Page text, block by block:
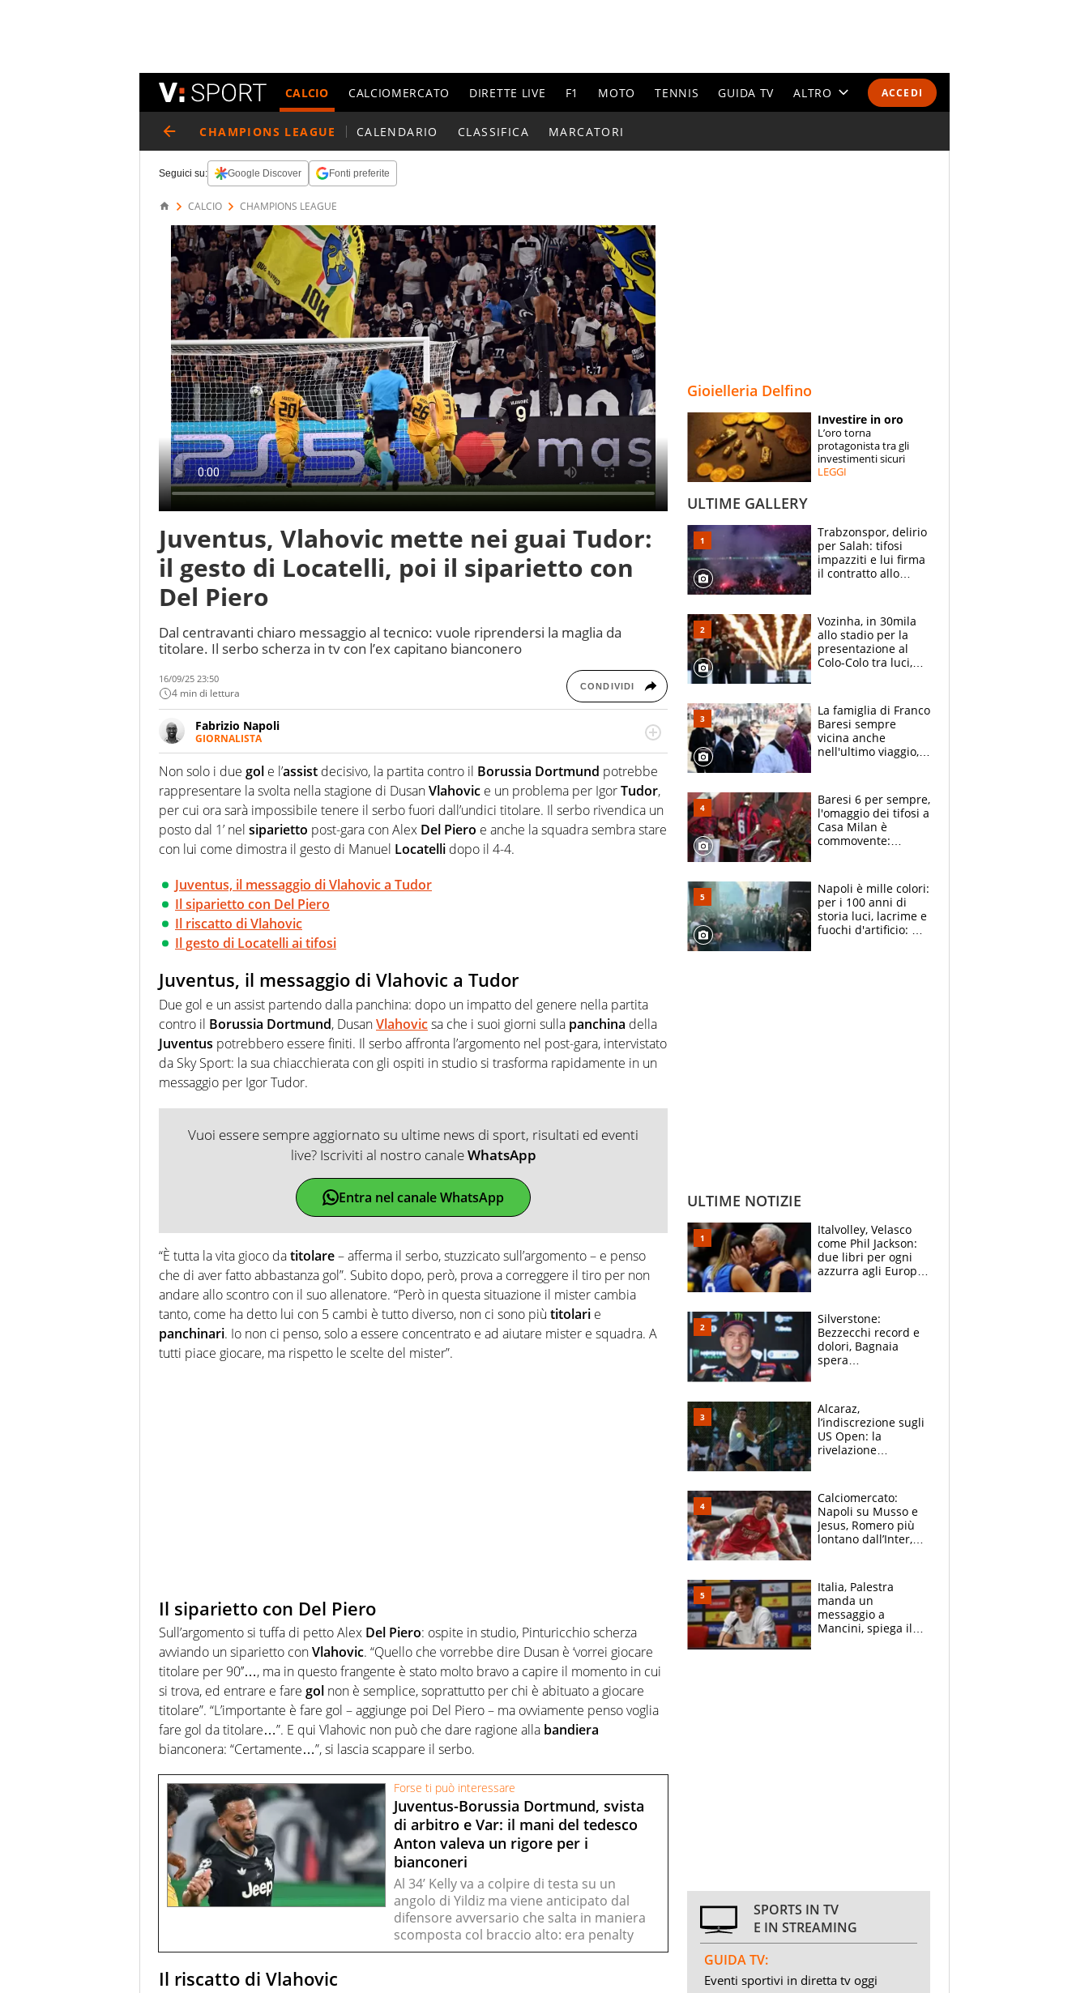
ACCEDI
CALCIO CALCIOMERCATO DIRETTE LIVE F1 MOTO TENNIS GUIDA TV ALTRO
ESPERTI
CONTATTI
CHAMPIONS LEAGUE CALENDARIO CLASSIFICA MARCATORI
Seguici su: Google Discover Fonti preferite
CALCIO CHAMPIONS LEAGUE
Juventus, Vlahovic mette nei guai Tudor:
il gesto di Locatelli, poi il siparietto con
Del Piero
Dal centravanti chiaro messaggio al tecnico: vuole riprendersi la maglia da
titolare. Il serbo scherza in tv con l’ex capitano bianconero
16/09/25 23:50
4 min di lettura CONDIVIDI
Fabrizio Napoli
GIORNALISTA
Giornalista professionista, per Virgilio Sport segue anche il calcio ma è con la
pallanuoto che esalta competenze e passioni. Cura la comunicazione di HaBaWaBa, il
più grande festival di waterpolo per bambini al mondo
Non solo i due gol e l’assist decisivo, la partita contro il Borussia Dortmund potrebbe
rappresentare lasvolta nella stagione di DusanVlahovic e un problema per IgorTudor,
per cui ora sarà impossibile tenere il serbo fuori dall’undici titolare. Il serbo rivendica un
posto dal 1’ nel siparietto post-gara con Alex Del Piero e anche la squadra sembra stare
con lui come dimostra il gesto di Manuel Locatelli dopo il 4-4.
Juventus, il messaggio di Vlahovic a Tudor
Il siparietto con Del Piero
Il riscatto di Vlahovic
Il gesto di Locatelli ai tifosi
Juventus, il messaggio di Vlahovic a Tudor
Due gol e un assist partendo dalla panchina: dopo un impatto del genere nella partita
contro il Borussia Dortmund, DusanVlahovicsa che i suoi giorni sulla panchina della
Juventus potrebbero essere finiti. Il serbo affronta l’argomento nel post-gara, intervistato
da Sky Sport: la sua chiacchierata con gli ospiti in studio si trasforma rapidamente in un
messaggio per Igor Tudor.
Vuoi essere sempre aggiornato su ultime news di sport, risultati ed eventi
live? Iscriviti al nostro canaleWhatsApp
Entra nel canale WhatsApp
“È tutta la vita gioco datitolare– afferma il serbo, stuzzicato sull’argomento – e penso
che di aver fatto abbastanza gol”. Subito dopo, però, prova a correggere il tiro per non
andare allo scontro con il suo allenatore. “Però in questa situazione il mister cambia
tanto, come ha detto lui con 5 cambi è tutto diverso, non ci sono più titolari e
panchinari. Io non ci penso, solo a essere concentrato e ad aiutare mister e squadra. A
tutti piace giocare, ma rispetto le scelte del mister”.
Il siparietto con Del Piero
Sull’argomento si tuffa di petto Alex Del Piero: ospite in studio, Pinturicchio scherza
avviando un siparietto conVlahovic. “Quello che vorrebbe dire Dusan è ‘vorrei giocare
titolare per 90’’…, ma in questo frangente è stato molto bravo a capire il momento in cui
si trova, ed entrare e fare gol non è semplice, soprattutto per chi è abituato a giocare
titolare”. “L’importante è fare gol – aggiunge poi Del Piero – ma ovviamente penso voglia
fare gol da titolare…”. E qui Vlahovic non può che dare ragione alla bandiera
bianconera: “Certamente…”, si lascia scappare il serbo.
Forse ti può interessare
Juventus-Borussia Dortmund, svista
di arbitro e Var: il mani del tedesco
Anton valeva un rigore per i
bianconeri
Al 34’ Kelly va a colpire di testa su un
angolo di Yildiz ma viene anticipato dal
difensore avversario che salta in maniera
scomposta col braccio alto: era penalty
Il riscatto di Vlahovic
Gioielleria Delfino
Investire in oro
L’oro torna
protagonista tra gli
investimenti sicuri
LEGGI
ULTIME GALLERY
Trabzonspor, delirio
per Salah: tifosi
impazziti e lui firma
il contratto allo
Vozinha, in 30mila
allo stadio per la
presentazione al
Colo-Colo tra luci,
La famiglia di Franco
Baresi sempre
vicina anche
nell'ultimo viaggio,
circondati
dall'affetto dei tifosi
Baresi 6 per sempre,
l'omaggio dei tifosi a
Casa Milan è
commovente:
bigliettini
Napoli è mille colori:
per i 100 anni di
storia luci, lacrime e
fuochi d'artificio: De
ULTIME NOTIZIE
Italvolley, Velasco
come Phil Jackson:
due libri per ogni
azzurra agli Europei.
Silverstone:
Bezzecchi record e
dolori, Bagnaia
spera
e vota Aprilia
Alcaraz,
l’indiscrezione sugli
US Open: la
rivelazione
B. Rune verso la
rinuncia
Calciomercato:
Napoli su Musso e
Jesus, Romero più
lontano dall’Inter,
tabellone
Italia, Palestra
manda un
messaggio a
Mancini, spiega il
SPORTS IN TV
E IN STREAMING
GUIDA TV:
Eventi sportivi in diretta tv oggi